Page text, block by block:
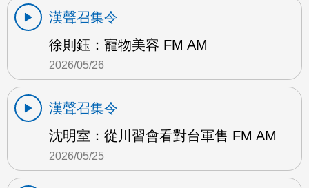
漢聲召集令
徐則鈺：寵物美容 FM AM
2026/05/26
漢聲召集令
沈明室：從川習會看對台軍售 FM AM
2026/05/25